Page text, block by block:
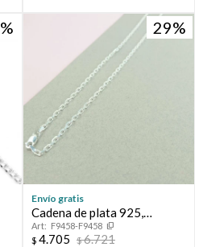
29
Envío gratis
Cadena de plata 925,
Modelo FORCET italiana.
F9458-F9458
$ 4.705 $6.721